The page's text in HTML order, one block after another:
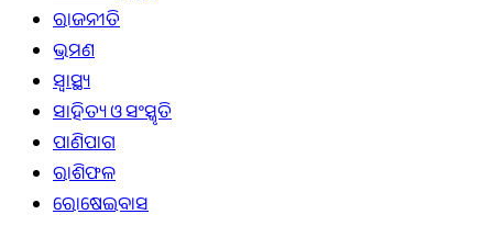
ରାଜନୀତି
ଭ୍ରମଣ
ସ୍ୱାସ୍ଥ୍ୟ
ସାହିତ୍ୟ ଓ ସଂସ୍କୃତି
ପାଣିପାଗ
ରାଶିଫଳ
ରୋଷେଇବାସ